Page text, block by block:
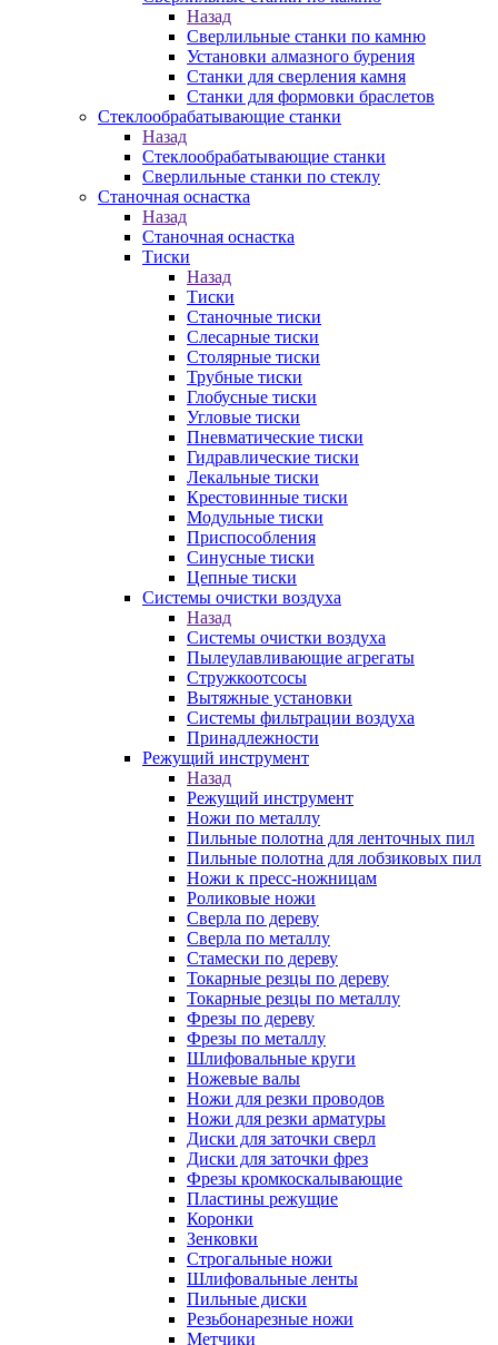
Назад
Сверлильные станки по камню
Установки алмазного бурения
Станки для сверления камня
Станки для формовки браслетов
Стеклообрабатывающие станки
Назад
Стеклообрабатывающие станки
Сверлильные станки по стеклу
Станочная оснастка
Назад
Станочная оснастка
Тиски
Назад
Тиски
Станочные тиски
Слесарные тиски
Столярные тиски
Трубные тиски
Глобусные тиски
Угловые тиски
Пневматические тиски
Гидравлические тиски
Лекальные тиски
Крестовинные тиски
Модульные тиски
Приспособления
Синусные тиски
Цепные тиски
Системы очистки воздуха
Назад
Системы очистки воздуха
Пылеулавливающие агрегаты
Стружкоотсосы
Вытяжные установки
Системы фильтрации воздуха
Принадлежности
Режущий инструмент
Назад
Режущий инструмент
Ножи по металлу
Пильные полотна для ленточных пил
Пильные полотна для лобзиковых пил
Ножи к пресс-ножницам
Роликовые ножи
Сверла по дереву
Сверла по металлу
Стамески по дереву
Токарные резцы по дереву
Токарные резцы по металлу
Фрезы по дереву
Фрезы по металлу
Шлифовальные круги
Ножевые валы
Ножи для резки проводов
Ножи для резки арматуры
Диски для заточки сверл
Диски для заточки фрез
Фрезы кромкоскалывающие
Пластины режущие
Коронки
Зенковки
Строгальные ножи
Шлифовальные ленты
Пильные диски
Резьбонарезные ножи
Метчики